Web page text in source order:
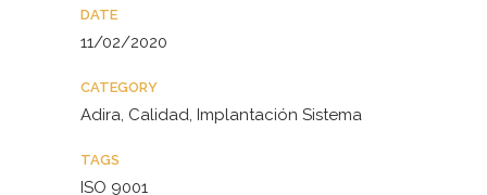
DATE
11/02/2020
CATEGORY
Adira, Calidad, Implantación Sistema
TAGS
ISO 9001